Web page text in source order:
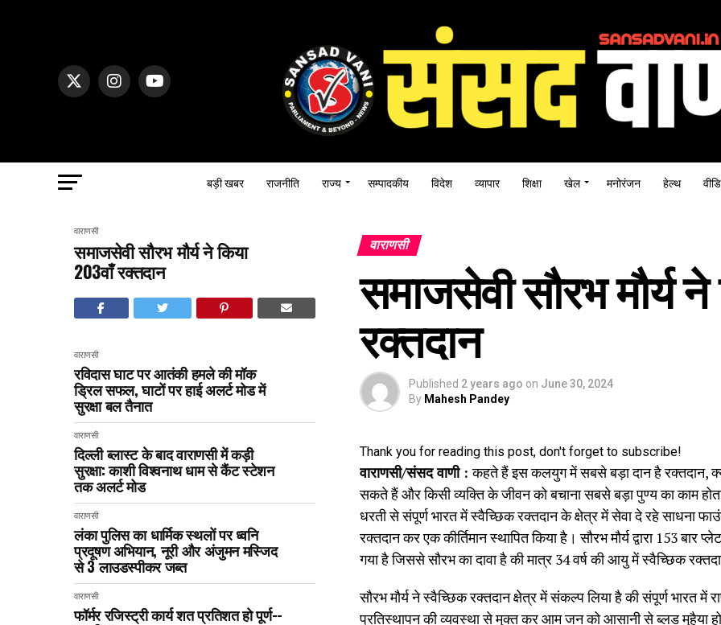
बड़ी खबर राजनीति राज्य सम्पादकीय विदेश व्यापार शिक्षा खेल मनोरंजन हेल्थ
वाराणसी
समाजसेवी सौरभ मौर्य ने किया
203वाँ रक्तदान
वाराणसी
रविदास घाट पर आतंकी हमले की मॉक
ड्रिल सफल, घाटों पर हाई अलर्ट मोड में
सुरक्षा बल तैनात
वाराणसी
दिल्ली ब्लास्ट के बाद वाराणसी में कड़ी
सुरक्षा: काशी विश्वनाथ धाम से कैंट स्टेशन
तक अलर्ट मोड
वाराणसी
लंका पुलिस का धार्मिक स्थलों पर ध्वनि
प्रदूषण अभियान, नूरी और अंजुमन मस्जिद
से 3 लाउडस्पीकर जब्त
वाराणसी
फॉर्मर रजिस्ट्री कार्य शत प्रतिशत हो पूर्ण--
वाराणसी
समाजसेवी सौरभ मौर्य
रक्तदान
Published 2 years ago on June 30, 2024
By Mahesh Pandey
Thank you for reading this post, don't forget to subscribe!
वाराणसी/संसद वाणी :कहते हैं इस कलयुग में सबसे बड़ा दान है रक्तदान,
सकते हैं और किसी व्यक्ति के जीवन को बचाना सबसे बड़ा पुण्य का काम होता
धरती से संपूर्ण भारत में स्वैच्छिक रक्तदान के क्षेत्र में सेवा दे रहे साधना
रक्तदान कर एक कीर्तिमान स्थापित किया है। सौरभ मौर्य द्वारा 153
गया है जिससे सौरभ का दावा है की मात्र 34 वर्ष की आयु में स्वैच्छिक
सौरभ मौर्य ने स्वैच्छिक रक्तदान क्षेत्र में संकल्प लिया है की संपूर्ण भारत में
प्रतिस्थापन की व्यवस्था से मुक्त कर आम जन को आसानी से ब्लड मुहैया